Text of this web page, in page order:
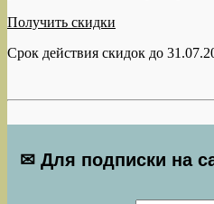
Получить скидки
Срок действия скидок до
✉ Для подписки на